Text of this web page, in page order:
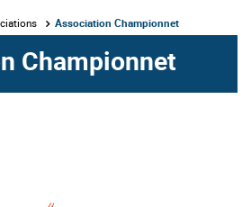
Association Championnet
Championnet